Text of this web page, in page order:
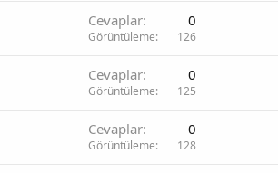
Cevaplar 0
Görüntüleme 126
Cevaplar 0
Görüntüleme 125
Cevaplar 0
Görüntüleme 128